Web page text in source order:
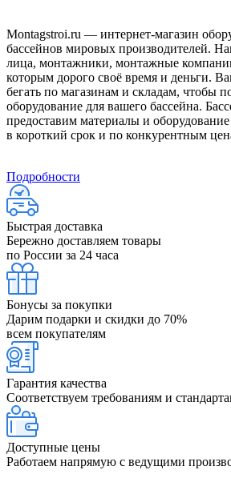
Montagstroi.ru — интернет-магазин
бассейнов мировых производителей.
лица, монтажники, монтажные
которым дорого своё время и деньги.
бегать по магазинам и складам, чтобы
оборудование для вашего бассейна.
предоставим материалы и
в короткий срок и по конкурентным
Подробности
Быстрая доставка
Бережно доставляем товары
по России за 24 часа
Бонусы за покупки
Дарим подарки и скидки до 70%
всем покупателям
Гарантия качества
Соответствуем требованиям и
Доступные цены
Работаем напрямую с ведущими